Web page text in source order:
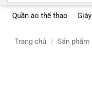
Quần áo thể thao
Trang chủ / Sản phẩm